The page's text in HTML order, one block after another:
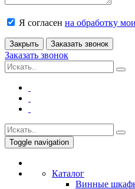
Я согласен на обработку
Закрыть Заказать звонок
Заказать звонок
Toggle navigation
Каталог
Винные